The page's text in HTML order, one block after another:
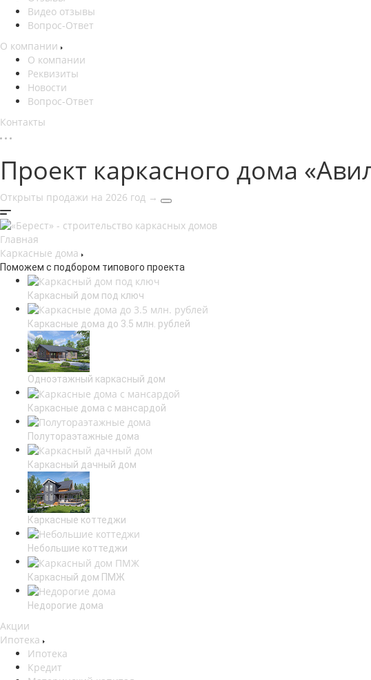
Видео отзывы
Вопрос-Ответ
О компании
О компании
Реквизиты
Новости
Вопрос-Ответ
Контакты
Проект каркасного дома
Открыты продажи на 2026 год →
Главная
Каркасные дома
Поможем с подбором типового проекта
Каркасный дом под ключ
Каркасные дома до 3.5 млн. рублей
Одноэтажный каркасный дом
Каркасные дома с мансардой
Полутораэтажные дома
Каркасный дачный дом
Каркасные коттеджи
Небольшие коттеджи
Каркасный дом ПМЖ
Недорогие дома
Акции
Ипотека
Ипотека
Кредит